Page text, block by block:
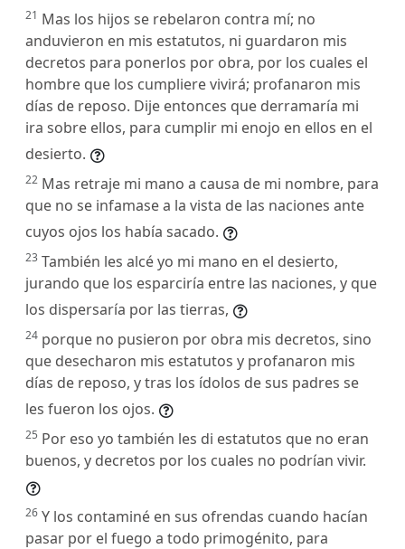
21 Mas los hijos se rebelaron contra mí; no
anduvieron en mis estatutos, ni guardaron mis
decretos para ponerlos por obra, por los cuales el
hombre que los cumpliere vivirá; profanaron mis
días de reposo. Dije entonces que derramaría mi
ira sobre ellos, para cumplir mi enojo en ellos en el
desierto.
22 Mas retraje mi mano a causa de mi nombre, para
que no se infamase a la vista de las naciones ante
cuyos ojos los había sacado.
23 También les alcé yo mi mano en el desierto,
jurando que los esparciría entre las naciones, y que
los dispersaría por las tierras,
24 porque no pusieron por obra mis decretos, sino
que desecharon mis estatutos y profanaron mis
días de reposo, y tras los ídolos de sus padres se
les fueron los ojos.
25 Por eso yo también les di estatutos que no eran
buenos, y decretos por los cuales no podrían vivir.
26 Y los contaminé en sus ofrendas cuando hacían
pasar por el fuego a todo primogénito, para